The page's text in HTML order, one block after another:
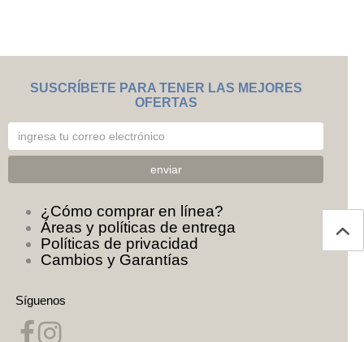
SUSCRÍBETE PARA TENER LAS MEJORES
OFERTAS
¿Cómo comprar en línea?
Áreas y políticas de entrega
Políticas de privacidad
Cambios y Garantías
Síguenos